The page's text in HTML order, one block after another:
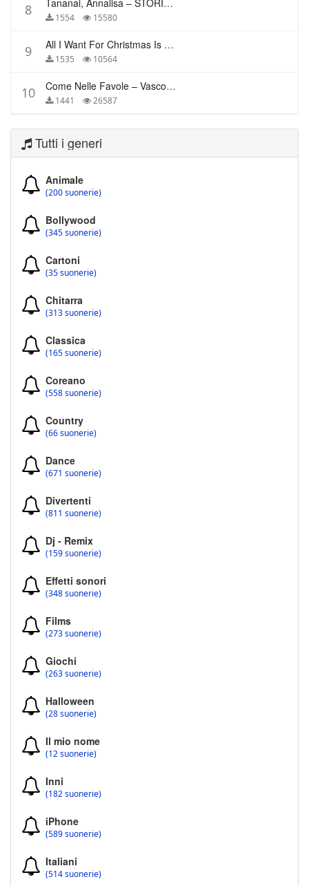
8 Tananai, Annalisa – STORIE BREVI
1554 15580
9 All I Want For Christmas Is You – Mariah Carey
1535 10564
10 Come Nelle Favole – Vasco Rossi
1441 26587
Tutti i generi
Animale
(200 suonerie)
Bollywood
(345 suonerie)
Cartoni
(35 suonerie)
Chitarra
(313 suonerie)
Classica
(165 suonerie)
Coreano
(558 suonerie)
Country
(66 suonerie)
Dance
(671 suonerie)
Divertenti
(811 suonerie)
Dj - Remix
(159 suonerie)
Effetti sonori
(348 suonerie)
Films
(273 suonerie)
Giochi
(263 suonerie)
Halloween
(28 suonerie)
Il mio nome
(12 suonerie)
Inni
(182 suonerie)
iPhone
(589 suonerie)
Italiani
(514 suonerie)